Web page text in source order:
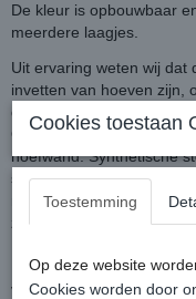
De kleur is opbouwbaar
meerdere laagjes.
Uit ervaring weten wij dat
invetten van hoeven zijn,
doet dat niet.
Omdat Duo Hoef 100%
hoefwand. Synthetische
sluiten de hoefwand af,
mooi uitziet, maar
zo de kans op scheuren
In paardenvet zit
vocht aan en door de
Cookies toestaan
Toestemming
Op deze website
Cookies worden door